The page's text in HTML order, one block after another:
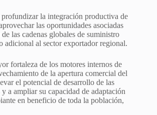
la integración productiva de
las oportunidades asociadas
las cadenas globales de suministro
adicional al sector exportador regional.
fortaleza de los motores internos de
de la apertura comercial del
el potencial de desarrollo de las
a ampliar su capacidad de adaptación
en beneficio de toda la población,